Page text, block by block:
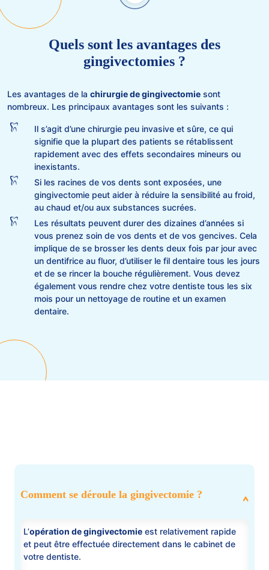
Quels sont les avantages des
gingivectomies ?
Les avantages de la chirurgie de gingivectomie sont
nombreux. Les principaux avantages sont les suivants :
Il s’agit d’une chirurgie peu invasive et sûre, ce qui
signifie que la plupart des patients se rétablissent
rapidement avec des effets secondaires mineurs ou
inexistants.
Si les racines de vos dents sont exposées, une
gingivectomie peut aider à réduire la sensibilité au froid,
au chaud et/ou aux substances sucrées.
Les résultats peuvent durer des dizaines d’années si
vous prenez soin de vos dents et de vos gencives. Cela
implique de se brosser les dents deux fois par jour avec
un dentifrice au fluor, d’utiliser le fil dentaire tous les jours
et de se rincer la bouche régulièrement. Vous devez
également vous rendre chez votre dentiste tous les six
mois pour un nettoyage de routine et un examen
dentaire.
Comment se déroule la gingivectomie ?
L’opération de gingivectomie est relativement rapide
et peut être effectuée directement dans le cabinet de
votre dentiste.